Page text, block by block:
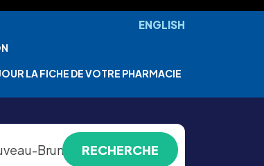
ENGLISH
LA FICHE DE VOTRE PHARMACIE